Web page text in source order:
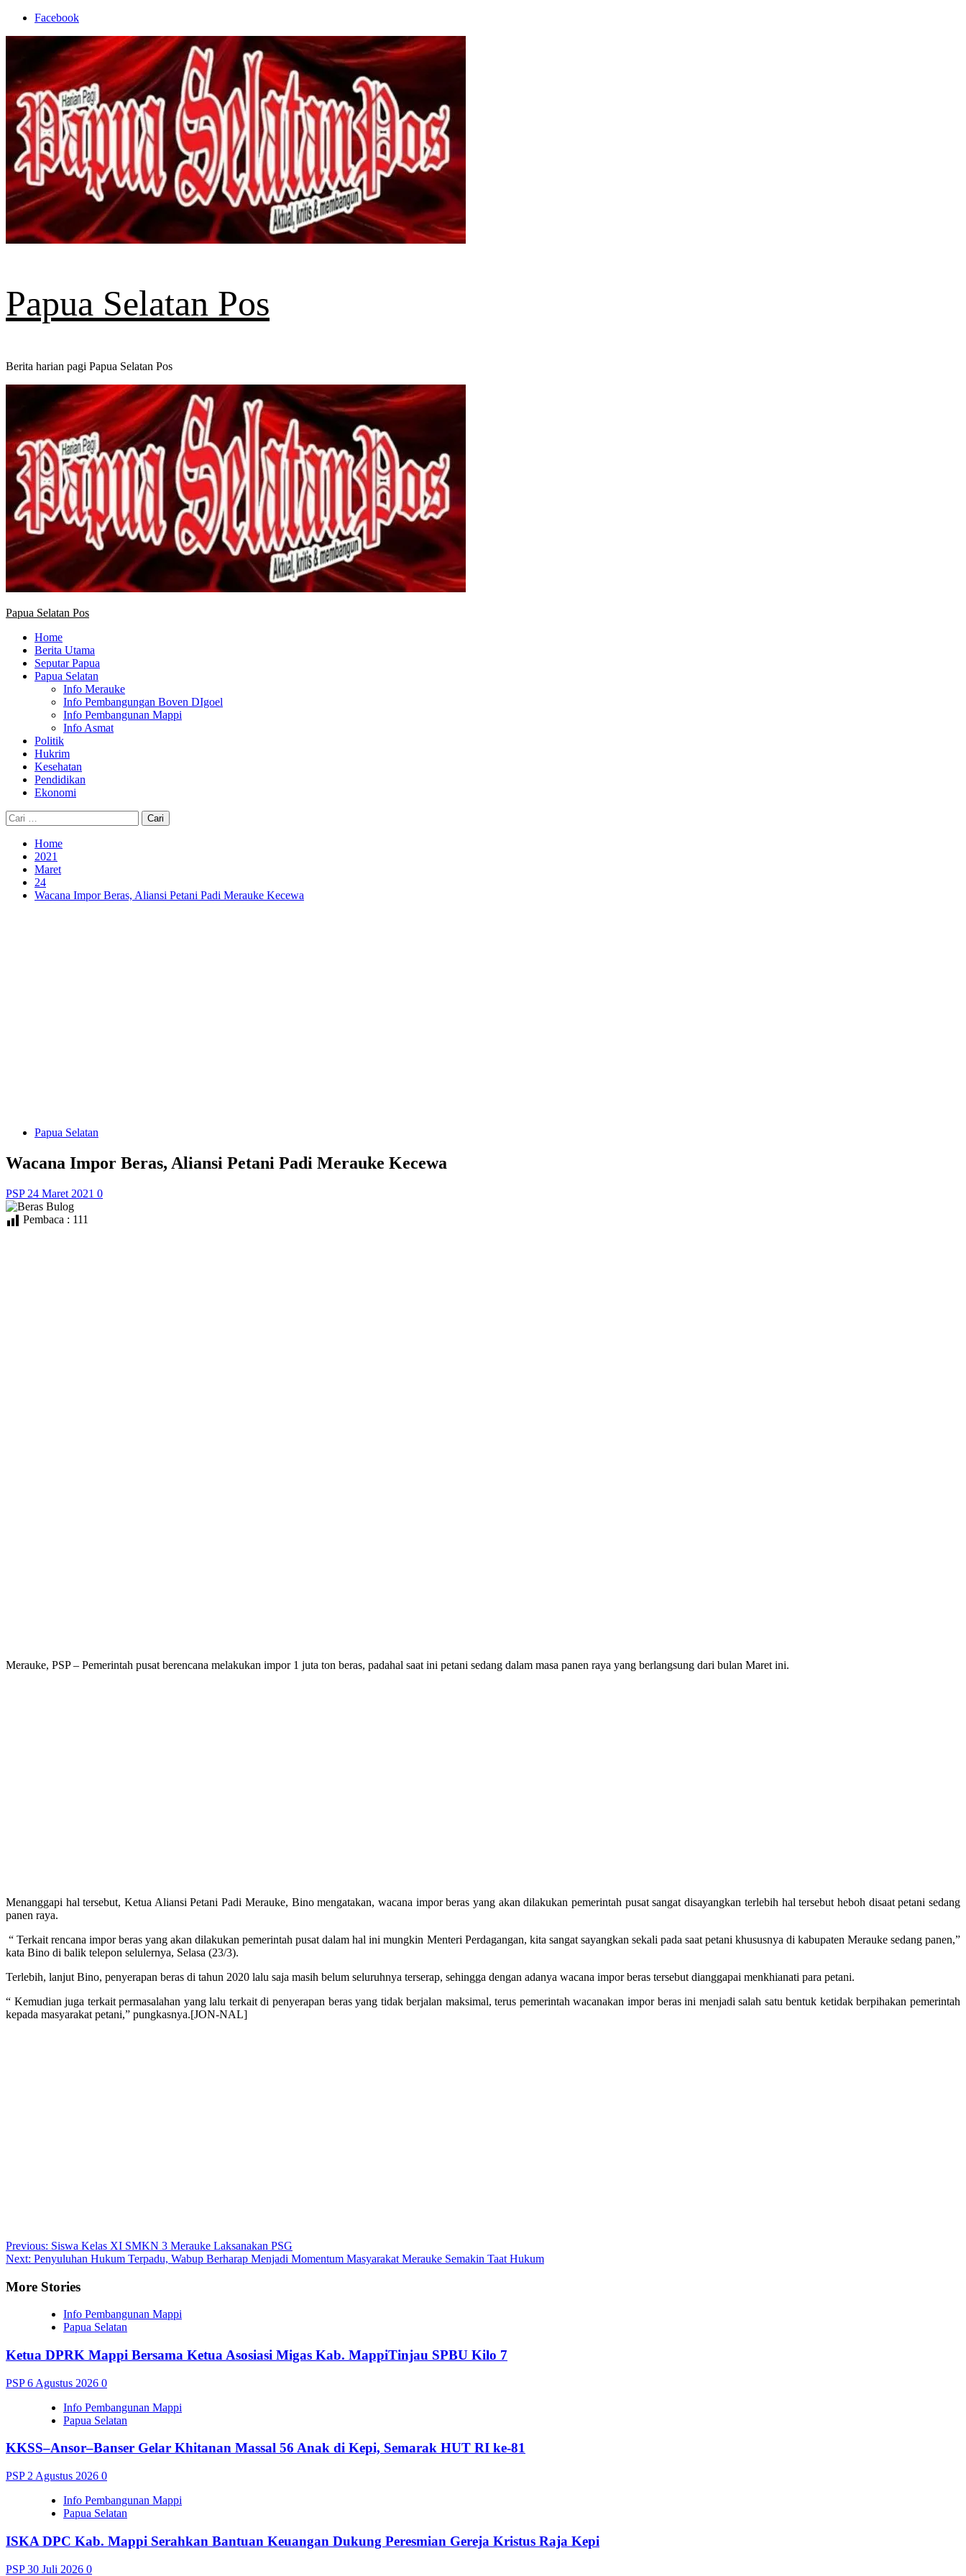
Skip
content
Facebook
Papua Selatan Pos
Berita harian pagi Papua Selatan Pos
Primary
Papua Selatan Pos
Home
Berita Utama
Seputar Papua
Papua Selatan
Info Merauke
Info Pembangungan Boven DIgoel
Info Pembangunan Mappi
Info Asmat
Politik
Hukrim
Kesehatan
Pendidikan
Ekonomi
Cari
untuk:
Home
2021
Maret
24
Wacana Impor Beras, Aliansi Petani Padi Merauke Kecewa
Papua Selatan
Wacana Impor Beras, Aliansi Petani Padi Merauke Kecewa
PSP 24 Maret 2021 0
Pembaca : 111
Merauke, PSP – Pemerintah pusat berencana melakukan impor 1 juta ton beras, padahal saat ini petani sedang dalam masa panen raya yang berlangsung dari bulan Maret ini.
Menanggapi hal tersebut, Ketua Aliansi Petani Padi Merauke, Bino mengatakan, wacana impor beras yang akan dilakukan pemerintah pusat sangat disayangkan terlebih hal tersebut heboh disaat petani sedang
panen raya.
“ Terkait rencana impor beras yang akan dilakukan pemerintah pusat dalam hal ini mungkin Menteri Perdagangan, kita sangat sayangkan sekali pada saat petani khususnya di kabupaten Merauke sedang panen,”
kata Bino di balik telepon selulernya, Selasa (23/3).
Terlebih, lanjut Bino, penyerapan beras di tahun 2020 lalu saja masih belum seluruhnya terserap, sehingga dengan adanya wacana impor beras tersebut dianggapai menkhianati para petani.
“ Kemudian juga terkait permasalahan yang lalu terkait di penyerapan beras yang tidak berjalan maksimal, terus pemerintah wacanakan impor beras ini menjadi salah satu bentuk ketidak berpihakan pemerintah
kepada masyarakat petani,” pungkasnya.[JON-NAL]
Post
navigation
Previous: Siswa Kelas XI SMKN 3 Merauke Laksanakan PSG
Next: Penyuluhan Hukum Terpadu, Wabup Berharap Menjadi Momentum Masyarakat Merauke Semakin Taat Hukum
More Stories
Info Pembangunan Mappi
Papua Selatan
Ketua DPRK Mappi Bersama Ketua Asosiasi Migas Kab. MappiTinjau SPBU Kilo 7
PSP6 Agustus 2026 0
Info Pembangunan Mappi
Papua Selatan
KKSS–Ansor–Banser Gelar Khitanan Massal 56 Anak di Kepi, Semarak HUT RI ke-81
PSP 2 Agustus 2026 0
Info Pembangunan Mappi
Papua Selatan
ISKA DPC Kab. Mappi Serahkan Bantuan Keuangan Dukung Peresmian Gereja Kristus Raja Kepi
PSP30 Juli 2026 0